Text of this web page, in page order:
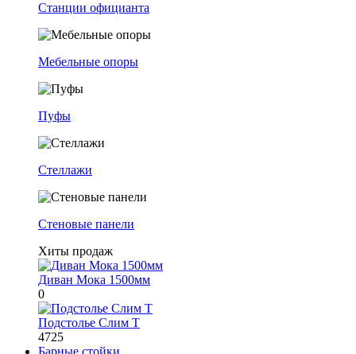
Станции официанта
Мебельные опоры
Пуфы
Стеллажи
Стеновые панели
Хиты продаж
Диван Мока 1500мм
0
Подстолье Слим Т
4725
Барные стойки